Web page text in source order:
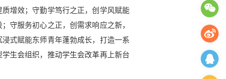
增效；守勤学笃行之正，创学风赋能
守服务初心之正，创需求响应之新，
式赋能东师青年蓬勃成长，打造一系
生会组织，推动学生会改革再上新台